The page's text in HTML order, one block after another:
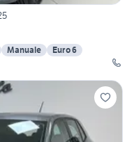
Manuale
Euro 6